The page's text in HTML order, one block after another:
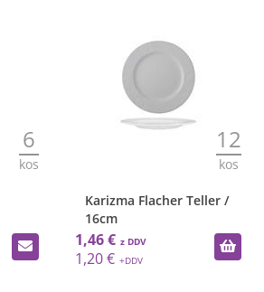
6
kos
12
kos
Karizma Flacher Teller /
16cm
1,46 €
1,20 €